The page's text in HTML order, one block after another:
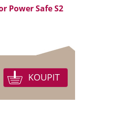
Power Safe S2